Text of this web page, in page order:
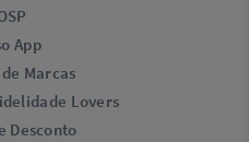
App
Marcas
Lovers​
Desconto